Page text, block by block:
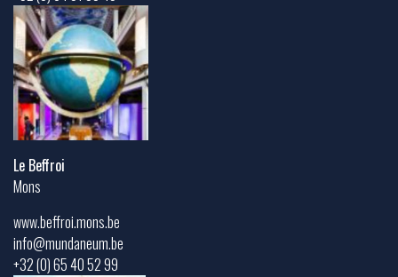
Le Beffroi
Mons
www.beffroi.mons.be
info@mundaneum.be
+32 (0) 65 40 52 99